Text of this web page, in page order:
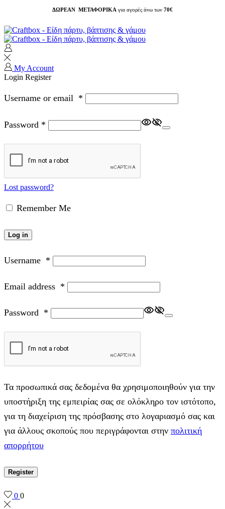
ΔΩΡΕΑΝ ΜΕΤΑΦΟΡΙΚΑ για αγορές άνω των 70€
My Account
Login Register
Username or email *
Password *
Lost password?
Remember Me
Log in
Username *
Email address *
Password *
Τα προσωπικά σας δεδομένα θα χρησιμοποιηθούν για την
υποστήριξη της εμπειρίας σας σε ολόκληρο τον ιστότοπο,
για τη διαχείριση της πρόσβασης στο λογαριασμό σας και
για άλλους σκοπούς που περιγράφονται στην πολιτική
απορρήτου
Register
0 0